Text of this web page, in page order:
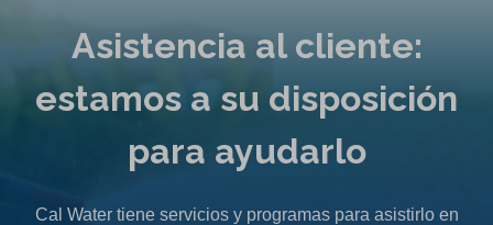
Asistencia al cliente:
estamos a su disposición
para ayudarlo
Cal Water tiene servicios y programas para asistirlo en